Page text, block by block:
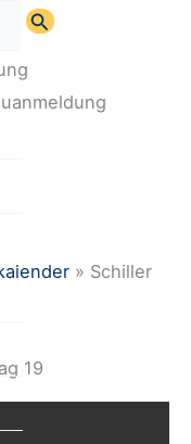
» Schiller
19